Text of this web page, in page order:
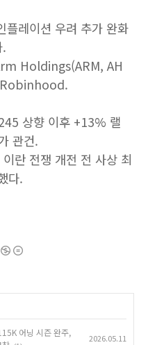
레이션 우려 추가 완화
Holdings(ARM, AH
상향 이후 +13% 랠
관건.
란 전쟁 개전 전 사상 최
다.
어닝 시즌 완주,
2026.05.11